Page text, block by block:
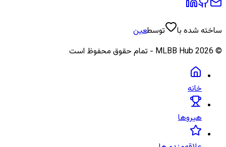
ساخته شده با توسطعین
©
2026
خانه
هیروها